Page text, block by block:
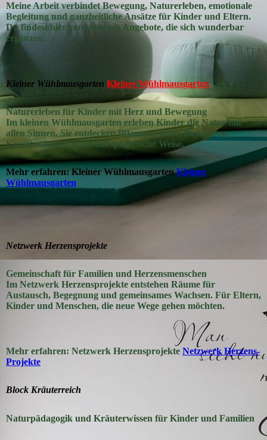
Meine Arbeit verbindet Bewegung, Naturerleben, emotionale
Begleitung und ganzheitliche Ansätze für Kinder und Eltern.
Du findest hier verschiedene Angebote, die sich wunderbar
ergänzen.
Kleiner Wühlmausgarten Kleiner Wühlmausgarten
Naturerleben für Kinder mit Herz und Bewegung
Im kleinen Wühlmausgarten erleben Kinder die Natur mit
allen Sinnen. Sie entdecken Pflanzen, Tiere, Bewegung,
Kreativität und Ruhe auf spielerische Weise.
Mehr erfahren: Kleiner WühlmausgartenKleiner
Wühlmausgarten
Netzwerk Herzensprojekte
Gemeinschaft für Familien und Herzensmenschen
Im Netzwerk Herzensprojekte entstehen Räume für
Austausch, Begegnung und gemeinsames Wachsen. Für Eltern,
Kinder und Menschen, die neue Wege gehen möchten.
Mehr erfahren: Netzwerk Herzensprojekte Netzwerk Herzens-
Projekte
Block Kräuterreich
Naturpädagogik und Kräuterwissen für Kinder und Familien